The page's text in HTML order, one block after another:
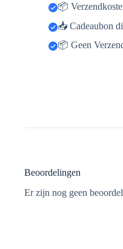
📦
📥 Cadeaubon
📦 Geen
Beoordelingen
Er zijn nog geen